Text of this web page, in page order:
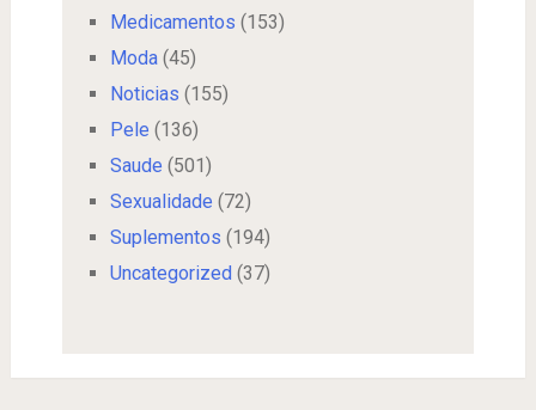
Medicamentos (153)
Moda(45)
Noticias (155)
Pele (136)
Saude (501)
Sexualidade (72)
Suplementos (194)
Uncategorized (37)